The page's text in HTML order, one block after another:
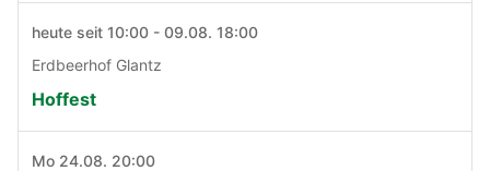
heute seit 10:00 - 09.08. 18:00
Erdbeerhof Glantz
Hoffest
Mo 24.08. 20:00